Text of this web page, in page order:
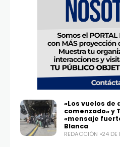
100,0
«Los vuelos de
comenzado» y
«mensaje
Blanca
REDACCIÓN 24 DE